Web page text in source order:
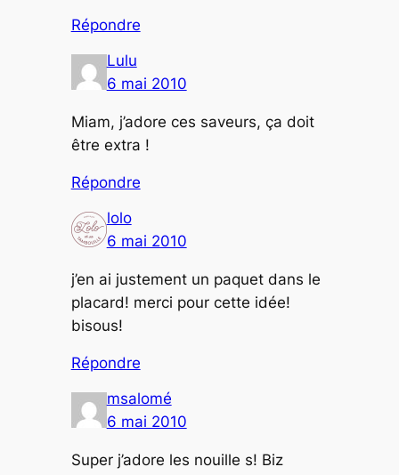
Répondre
Lulu
6 mai 2010
Miam, j’adore ces saveurs, ça doit
être extra !
Répondre
lolo
6 mai 2010
j’en ai justement un paquet dans le
placard! merci pour cette idée!
bisous!
Répondre
msalomé
6 mai 2010
Super j’adore les nouille s! Biz